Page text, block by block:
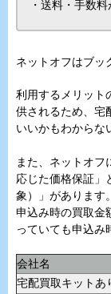
・送料・手数
ネットオフはブッ
利用するメリット
供されるため、宅
いいかもわからな
また、ネットオフ
応じた価格保証」
象）」があります。
申込み時の買取金
っていても申込み
会社名
宅配買取キットあ